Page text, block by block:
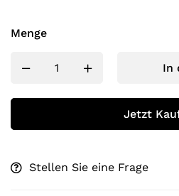
Menge
In
Jetzt
Stellen Sie eine Frage